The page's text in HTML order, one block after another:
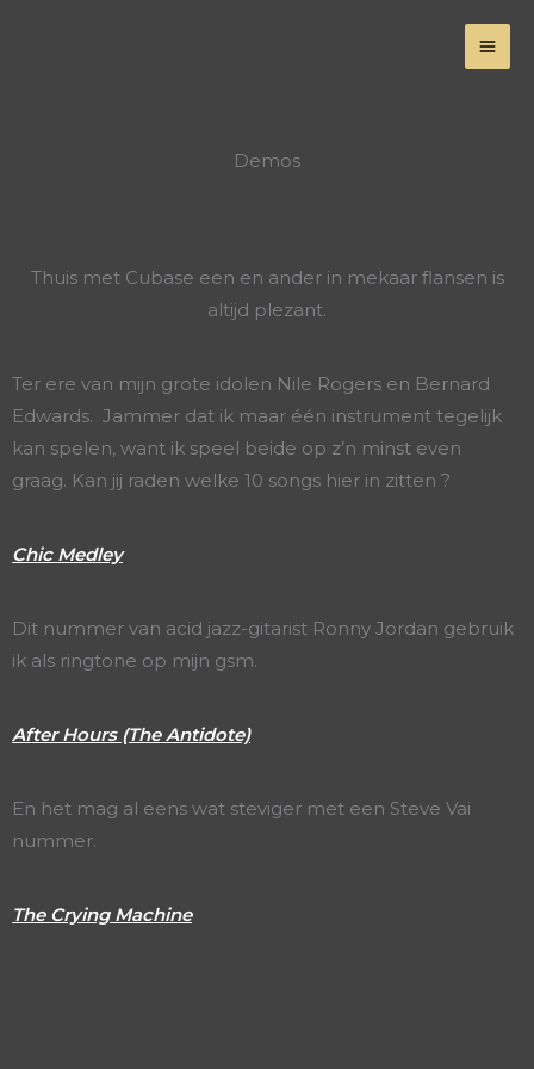
Demos
Thuis met Cubase een en ander in mekaar flansen is
altijd plezant.
Ter ere van mijn grote idolen Nile Rogers en Bernard
Edwards. Jammer dat ik maar één instrument tegelijk
kan spelen, want ik speel beide op z’n minst even
graag. Kan jij raden welke 10 songs hier in zitten ?
Chic Medley
Dit nummer van acid jazz-gitarist Ronny Jordan gebruik
ik als ringtone op mijn gsm.
After Hours (The Antidote)
En het mag al eens wat steviger met een Steve Vai
nummer.
The Crying Machine